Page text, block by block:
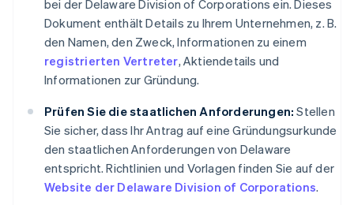
bei der Delaware Division of Corporations ein. Dieses
Dokument enthält Details zu Ihrem Unternehmen, z. B.
den Namen, den Zweck, Informationen zu einem
registrierten Vertreter, Aktiendetails und
Informationen zur Gründung.
Prüfen Sie die staatlichen Anforderungen: Stellen
Sie sicher, dass Ihr Antrag auf eine Gründungsurkunde
den staatlichen Anforderungen von Delaware
entspricht. Richtlinien und Vorlagen finden Sie auf der
Website der Delaware Division of Corporations.